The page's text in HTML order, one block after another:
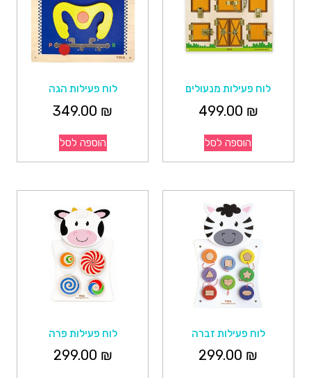
לוח פעילות מנעולים
499.00 ₪
הוספה לסל
לוח פעילות הגה
349.00 ₪
הוספה לסל
לוח פעילות זברה
299.00 ₪
לוח פעילות פרה
299.00 ₪